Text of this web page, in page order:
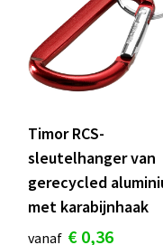
Timor RCS-
sleutelhanger van
gerecycled
met karabijnhaak
vanaf € 0,36